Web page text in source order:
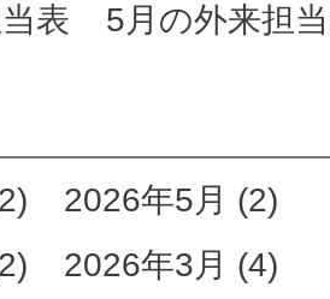
表
5月の外来担
2026年5月 (2)
2026年3月 (4)